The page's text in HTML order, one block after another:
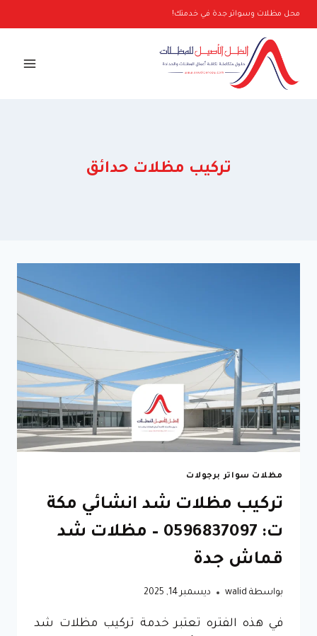
التجاوز
إلى
المحتوى
محل مظلات وسواتر جدة في خدمتك!
تركيب مظلات حدائق
مظلات سواتر برجولات
تركيب مظلات شد انشائي مكة
ت: 0596837097 – مظلات شد
قماش جدة
بواسطة walid ديسمبر 14, 2025
في هذه الفتره تعتبر خدمة تركيب مظلات شد